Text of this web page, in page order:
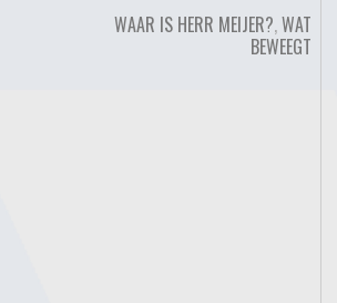
WAAR IS HERR MEIJER?,WAT
BEWEEGT